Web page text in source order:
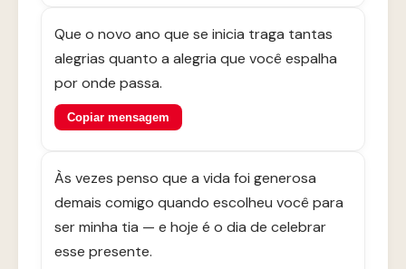
Que o novo ano que se inicia traga tantas
alegrias quanto a alegria que você espalha
por onde passa.
Copiar mensagem
Às vezes penso que a vida foi generosa
demais comigo quando escolheu você para
ser minha tia — e hoje é o dia de celebrar
esse presente.